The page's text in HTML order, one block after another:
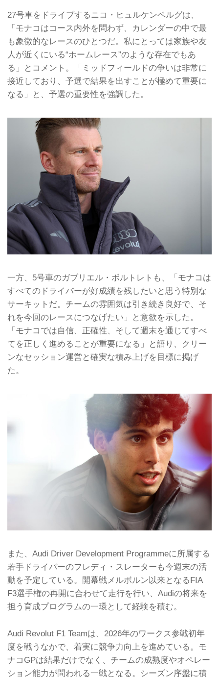
27号車をドライブするニコ・ヒュルケンベルグは、
「モナコはコース内外を問わず、カレンダーの中で最
も象徴的なレースのひとつだ。私にとっては家族や友
人が近くにいる“ホームレース”のような存在でもあ
る」とコメント。「ミッドフィールドの争いは非常に
接近しており、予選で結果を出すことが極めて重要に
なる」と、予選の重要性を強調した。
一方、5号車のガブリエル・ボルトレトも、「モナコは
すべてのドライバーが好成績を残したいと思う特別な
サーキットだ。チームの雰囲気は引き続き良好で、そ
れを今回のレースにつなげたい」と意欲を示した。
「モナコでは自信、正確性、そして週末を通じてすべ
てを正しく進めることが重要になる」と語り、クリー
ンなセッション運営と確実な積み上げを目標に掲げ
た。
また、Audi Driver Development Programmeに所属する
若手ドライバーのフレディ・スレーターも今週末の活
動を予定している。開幕戦メルボルン以来となるFIA
F3選手権の再開に合わせて走行を行い、Audiの将来を
担う育成プログラムの一環として経験を積む。
Audi Revolut F1 Teamは、2026年のワークス参戦初年
度を戦うなかで、着実に競争力向上を進めている。モ
ナコGPは結果だけでなく、チームの成熟度やオペレー
ション能力が問われる一戦となる。シーズン序盤に積